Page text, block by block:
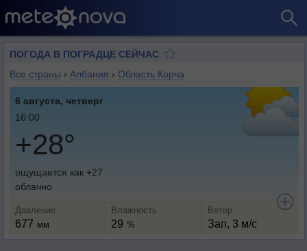
ПОГОДА В ПОГРАДЦЕ СЕЙЧАС
Все страны › Албания › Область Корча
6 августа, четверг
16:00
+28°
ощущается как +27
облачно
Давление
677 мм
Влажность
29 %
Ветер
Зап, 3 м/с